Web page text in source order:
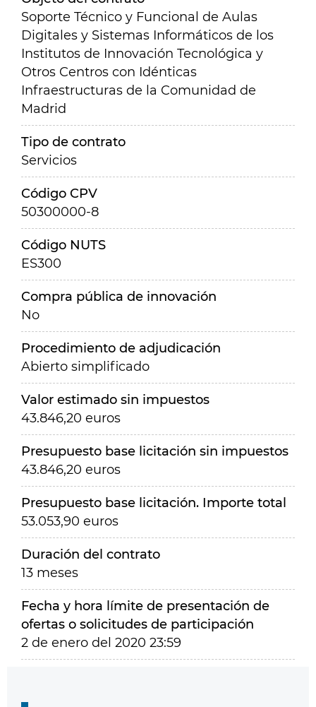
Soporte Técnico y Funcional de Aulas
Digitales y Sistemas Informáticos de los
Institutos de Innovación Tecnológica y
Otros Centros con Idénticas
Infraestructuras de la Comunidad de
Madrid
Tipo de contrato
Servicios
Código CPV
50300000-8
Código NUTS
ES300
Compra pública de innovación
No
Procedimiento de adjudicación
Abierto simplificado
Valor estimado sin impuestos
43.846,20 euros
Presupuesto base licitación sin impuestos
43.846,20 euros
Presupuesto base licitación. Importe total
53.053,90 euros
Duración del contrato
13 meses
Fecha y hora límite de presentación de
ofertas o solicitudes de participación
2 de enero del 2020 23:59